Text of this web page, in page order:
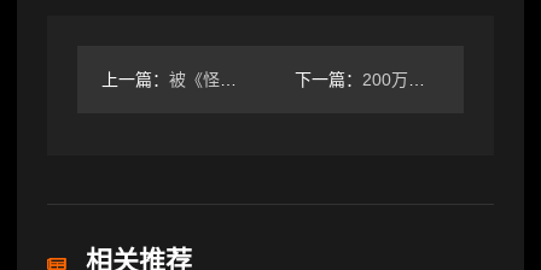
上一篇： 被《怪猎》搞怕了？卡普空新作降画质保优化！ 下一篇： 200万销量游戏作者新作即将公开，延续糖衣致郁风格
相关推荐